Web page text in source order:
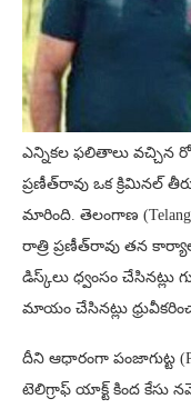
ఎన్నికల ఫలితాలు వచ్చిన
ప్రణీత్‌రావు ఒక క్రిమినల్
మారింది. తెలంగాణ
రాత్రి ప్రణీత్‌రావు తన
డిస్క్‌లు ధ్వంసం చేసినట్లు
మాయం చేసినట్లు
దీని ఆధారంగా పంజాగుట్ట
టెలిగ్రాఫ్‌ యాక్ట్‌ కింద